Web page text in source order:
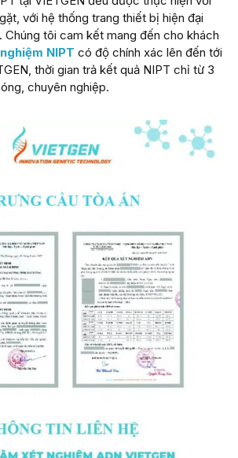
với hệ thống trang thiết bị hiện đại
Chúng tôi cam kết mang đến cho khách
NIPT có độ chính xác lên đến tới
thời gian trả kết quả NIPT chỉ từ 3
chuyên nghiệp.